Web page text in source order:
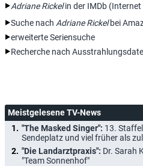
Adriane Rickelin der IMDb (Internet
Suche nach Adriane Rickelbei
erweiterte Seriensuche
Recherche nach
Meistgelesene TV-News
"The Masked Singer": 13.
Sendeplatz und viel früher als
"Die Landarztpraxis": Dr. Sarah
"Team Sonnenhof"